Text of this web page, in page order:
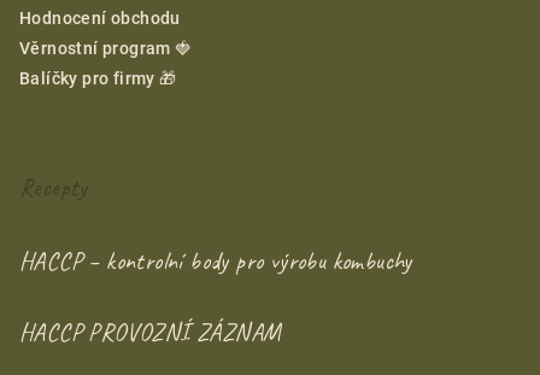
Hodnocení obchodu
Věrnostní program 🍓
Balíčky pro firmy 🎁
Recepty
HACCP – kontrolní body pro výrobu kombuchy
HACCP PROVOZNÍ ZÁZNAM